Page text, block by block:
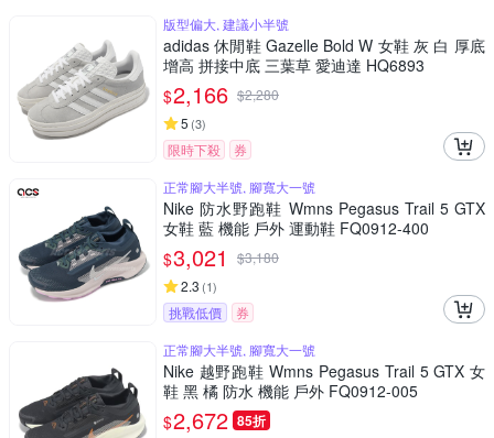
版型偏大, 建議小半號
adidas 休閒鞋 Gazelle Bold W 女鞋 灰 白 厚底
增高 拼接中底 三葉草 愛迪達 HQ6893
$2,166 $2,280
5 (3)
限時下殺
券
正常腳大半號, 腳寬大一號
Nike 防水野跑鞋 Wmns Pegasus Trail 5 GTX
女鞋 藍 機能 戶外 運動鞋 FQ0912-400
$3,021 $3,180
2.3 (1)
挑戰低價
券
正常腳大半號, 腳寬大一號
Nike 越野跑鞋 Wmns Pegasus Trail 5 GTX 女
鞋 黑 橘 防水 機能 戶外 FQ0912-005
$2,672 85折